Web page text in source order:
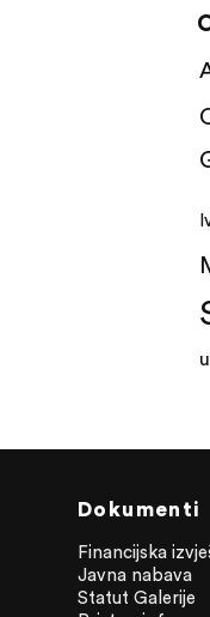
Dokumenti
Financijska
Javna nabava
Statut Galerije